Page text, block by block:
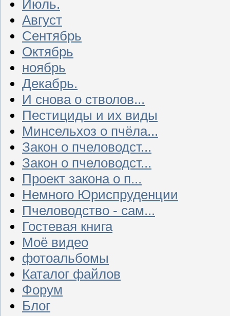
Июль.
Август
Сентябрь
Октябрь
ноябрь
Декабрь.
И снова о стволов...
Пестициды и их виды
Минсельхоз о пчёла...
Закон о пчеловодст...
Закон о пчеловодст...
Проект закона о п...
Немного Юриспруденции
Пчеловодство - сам...
Гостевая книга
Моё видео
фотоальбомы
Каталог файлов
Форум
Блог